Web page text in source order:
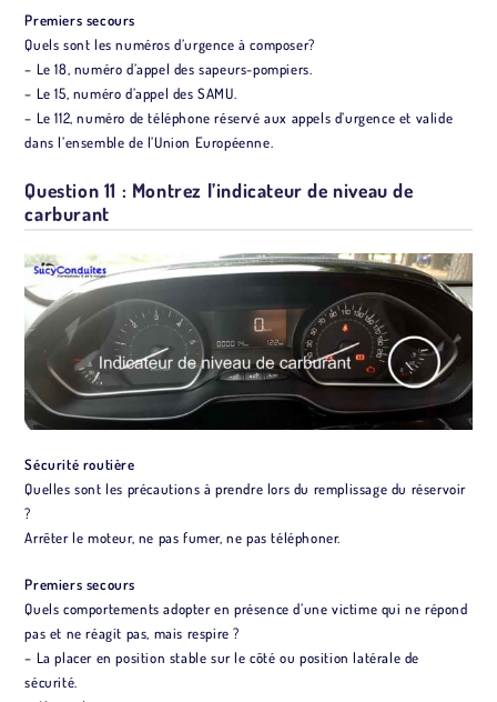
Premiers secours
Quels sont les numéros d’urgence à composer?
– Le 18, numéro d’appel des sapeurs-pompiers.
– Le 15, numéro d’appel des SAMU.
– Le 112, numéro de téléphone réservé aux appels d’urgence et valide
dans l’ensemble de l’Union Européenne.
Question 11 : Montrez l’indicateur de niveau de
carburant
Sécurité routière
Quelles sont les précautions à prendre lors du remplissage du réservoir
?
Arrêter le moteur, ne pas fumer, ne pas téléphoner.
Premiers secours
Quels comportements adopter en présence d’une victime qui ne répond
pas et ne réagit pas, mais respire ?
– La placer en position stable sur le côté ou position latérale de
sécurité.